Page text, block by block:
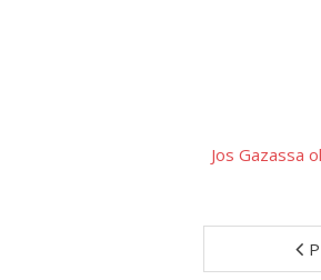
Jos Gazassa